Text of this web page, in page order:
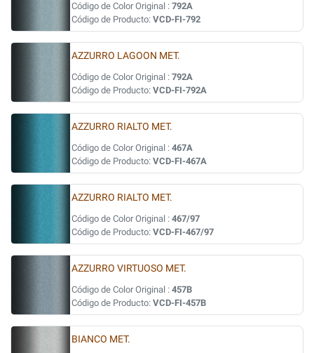
Código de Color Original : 792A
Código de Producto: VCD-FI-792
AZZURRO LAGOON MET.
Código de Color Original : 792A
Código de Producto: VCD-FI-792A
AZZURRO RIALTO MET.
Código de Color Original : 467A
Código de Producto: VCD-FI-467A
AZZURRO RIALTO MET.
Código de Color Original : 467/97
Código de Producto: VCD-FI-467/97
AZZURRO VIRTUOSO MET.
Código de Color Original : 457B
Código de Producto: VCD-FI-457B
BIANCO MET.